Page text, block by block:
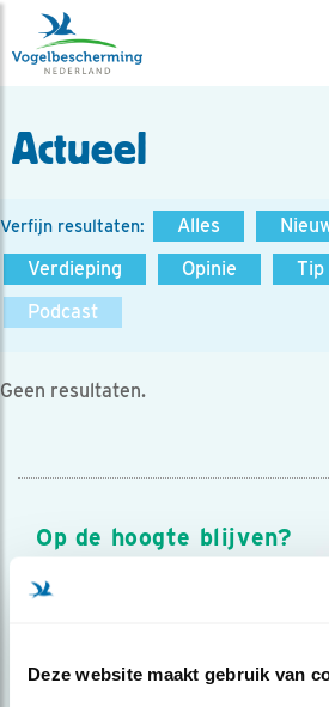
Deze website maakt gebruik van
Actueel
Verfijn resultaten: Alles
Verdieping
Opinie Tip
Podcast
Geen resultaten.
Op de hoogte blijven?
Meld je aan en ontvang nieuws,
over vogels en activiteiten van